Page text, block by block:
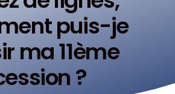
puis-je
ma 11ème
?